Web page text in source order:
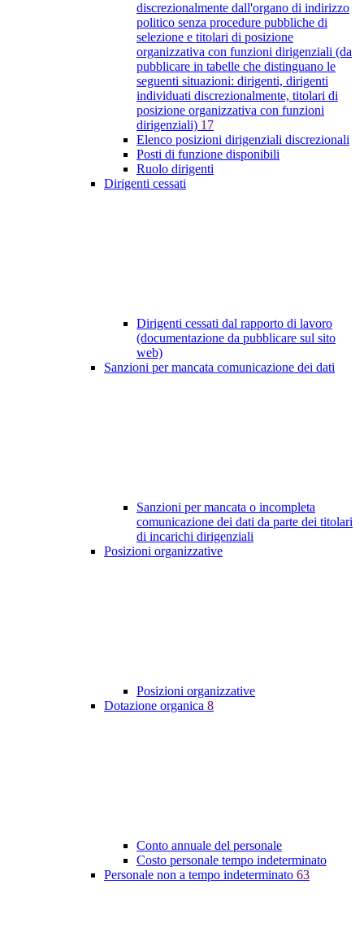
discrezionalmente dall'organo di indirizzo
politico senza procedure pubbliche di
selezione e titolari di posizione
organizzativa con funzioni dirigenziali (da
pubblicare in tabelle che distinguano le
seguenti situazioni: dirigenti, dirigenti
individuati discrezionalmente, titolari di
posizione organizzativa con funzioni
dirigenziali) 17
Elenco posizioni dirigenziali discrezionali
Posti di funzione disponibili
Ruolo dirigenti
Dirigenti cessati
Dirigenti cessati dal rapporto di lavoro
(documentazione da pubblicare sul sito
web)
Sanzioni per mancata comunicazione dei dati
Sanzioni per mancata o incompleta
comunicazione dei dati da parte dei titolari
di incarichi dirigenziali
Posizioni organizzative
Posizioni organizzative
Dotazione organica 8
Conto annuale del personale
Costo personale tempo indeterminato
Personale non a tempo indeterminato 63